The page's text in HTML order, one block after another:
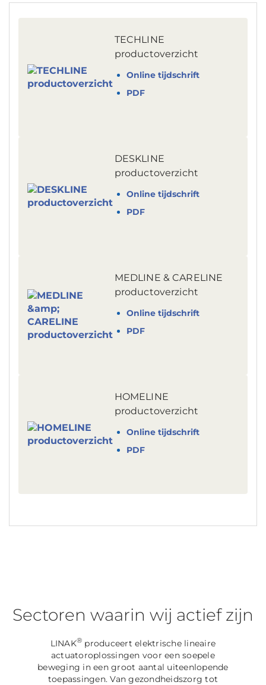
TECHLINE
productoverzicht
Online tijdschrift
PDF
DESKLINE
productoverzicht
Online tijdschrift
PDF
MEDLINE & CARELINE
productoverzicht
Online tijdschrift
PDF
HOMELINE
productoverzicht
Online tijdschrift
PDF
Sectoren waarin wij actief zijn
LINAK® produceert elektrische lineaire
actuatoroplossingen voor een soepele
beweging in een groot aantal uiteenlopende
toepassingen. Van gezondheidszorg tot